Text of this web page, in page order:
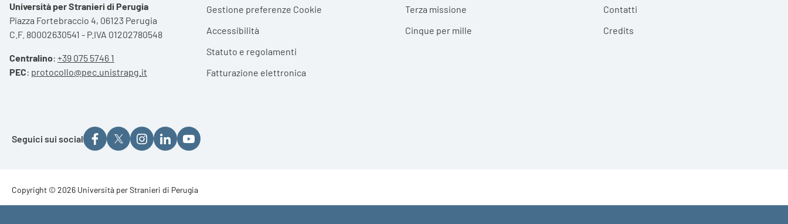
Università per Stranieri di Perugia
Piazza Fortebraccio 4, 06123 Perugia
C.F. 80002630541 - P.IVA 01202780548
Centralino: +39 075 5746 1
PEC: protocollo@pec.unistrapg.it
Gestione preferenze Cookie
Accessibilità
Statuto e regolamenti
Fatturazione elettronica
Terza missione
Cinque per mille
Contatti
Credits
Seguici sui social
Footer - Copyright
Copyright © 2026 Università per Stranieri di Perugia